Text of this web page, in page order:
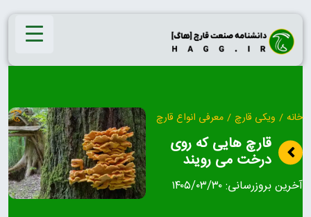
Skip
content
خانه / ویکی قارچ / معرفی انواع قارچ
قارچ هایی که روی
درخت می رویند
آخرین بروزرسانی:۱۴۰۵/۰۳/۳۰